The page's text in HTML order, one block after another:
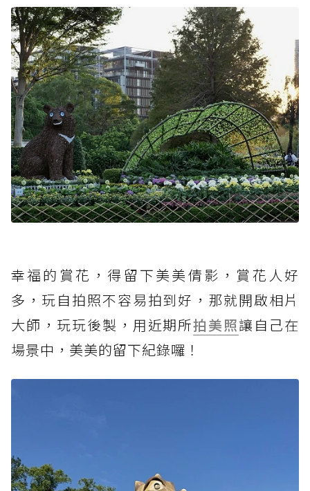
幸福的賞花，得留下美美倩影，賞花人好
多，玩自拍照不容易拍到好，那就開啟相片
大師，玩玩後製，用近期所拍美照讓自己在
場景中，美美的留下紀錄囉！